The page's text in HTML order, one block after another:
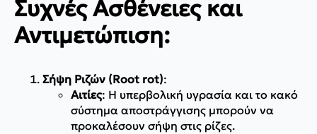
Συχνές Ασθένειες και
Αντιμετώπιση:
Σήψη Ριζών (Root rot):
Αιτίες: Η υπερβολική υγρασία και το κακό
σύστημα αποστράγγισης μπορούν να
προκαλέσουν σήψη στις ρίζες.